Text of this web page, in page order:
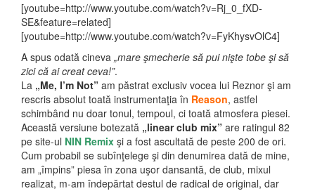
[youtube=http://www.youtube.com/watch?v=Rj_0_fXD-
SE&feature=related]
[youtube=http://www.youtube.com/watch?v=FyKhysvOlC4]
A spus odată cineva „mare şmecherie să pui nişte tobe şi să
zici că ai creat ceva!”.
La „Me, I’m Not” am păstrat exclusiv vocea lui Reznor şi am
rescris absolut toată instrumentaţia în Reason, astfel
schimbând nu doar tonul, tempoul, ci toată atmosfera piesei.
Această versiune botezată „linear club mix” are ratingul 82
pe site-ul NIN Remix şi a fost ascultată de peste 200 de ori.
Cum probabil se subînţelege şi din denumirea dată de mine,
am „împins” piesa în zona uşor dansantă, de club, mixul
realizat, m-am îndepărtat destul de radical de original, dar